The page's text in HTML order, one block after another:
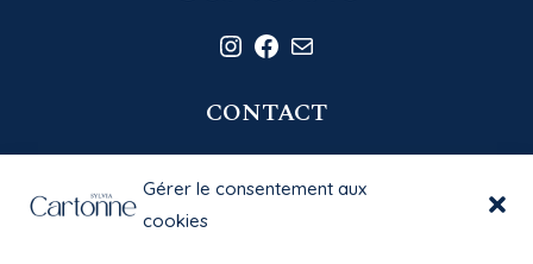
Gérer le consentement aux
cookies
Instagram
Facebook
E-mail
CONTACT
contact@sylviacartonne.fr